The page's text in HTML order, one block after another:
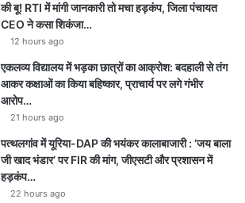
की बू! RTI में मांगी जानकारी तो मचा हड़कंप, जिला पंचायत
CEO ने कसा शिकंजा…
12 hours ago
एकलव्य विद्यालय में भड़का छात्रों का आक्रोश: बदहाली से तंग
आकर कक्षाओं का किया बहिष्कार, प्राचार्य पर लगे गंभीर
आरोप…
21 hours ago
पत्थलगांव में यूरिया-DAP की भयंकर कालाबाजारी : ‘जय बाला
जी खाद भंडार’ पर FIR की मांग, जीएसटी और प्रशासन में
हड़कंप…
22 hours ago